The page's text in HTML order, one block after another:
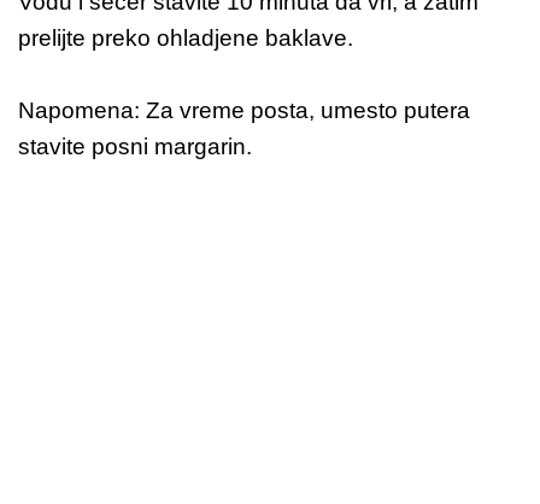
prelijte preko ohladjene baklave.
Napomena: Za vreme posta, umesto putera
stavite posni margarin.